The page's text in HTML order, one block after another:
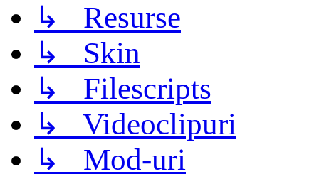
↳ Resurse
↳ Skin
↳ Filescripts
↳ Videoclipuri
↳ Mod-uri